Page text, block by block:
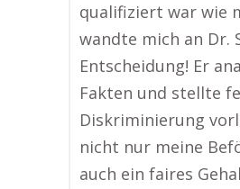
qualifiziert war wie
wandte mich an Dr.
Entscheidung! Er
Fakten und stellte
Diskriminierung
nicht nur meine
auch ein faires